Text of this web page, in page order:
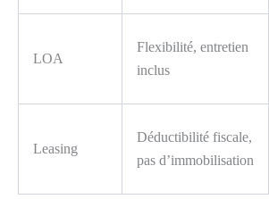
LOA
Flexibilité, entretien
inclus
Leasing
Déductibilité fiscale,
pas d’immobilisation